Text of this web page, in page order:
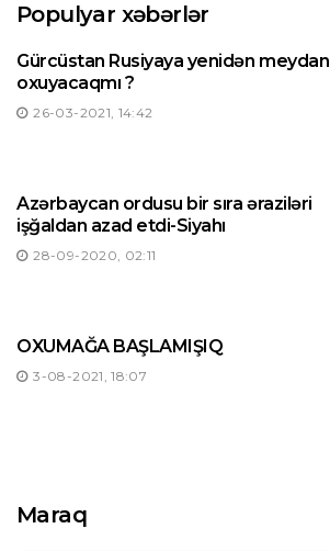
Populyar xəbərlər
Gürcüstan Rusiyaya yenidən meydan
oxuyacaqmı ?
26-03-2021, 14:42
Azərbaycan ordusu bir sıra əraziləri
işğaldan azad etdi-Siyahı
28-09-2020, 02:11
OXUMAĞA BAŞLAMIŞIQ
3-08-2021, 18:07
Maraq